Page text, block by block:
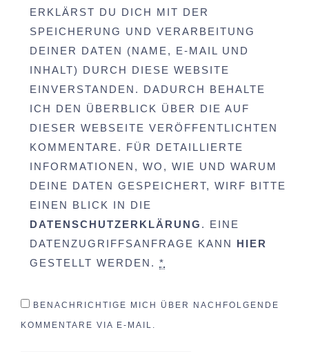
ERKLÄRST DU DICH MIT DER
SPEICHERUNG UND VERARBEITUNG
DEINER DATEN (NAME, E-MAIL UND
INHALT) DURCH DIESE WEBSITE
EINVERSTANDEN. DADURCH BEHALTE
ICH DEN ÜBERBLICK ÜBER DIE AUF
DIESER WEBSEITE VERÖFFENTLICHTEN
KOMMENTARE. FÜR DETAILLIERTE
INFORMATIONEN, WO, WIE UND WARUM
DEINE DATEN GESPEICHERT, WIRF BITTE
EINEN BLICK IN DIE
DATENSCHUTZERKLÄRUNG . EINE
DATENZUGRIFFSANFRAGE KANN HIER
GESTELLT WERDEN. *
BENACHRICHTIGE MICH ÜBER NACHFOLGENDE
KOMMENTARE VIA E-MAIL.